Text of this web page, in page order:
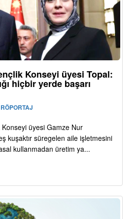
Konseyi üyesi Topal:
hiçbir yerde başarı
üyesi Gamze Nur
kuşaktır süregelen aile işletmesini
kullanmadan üretim ya...